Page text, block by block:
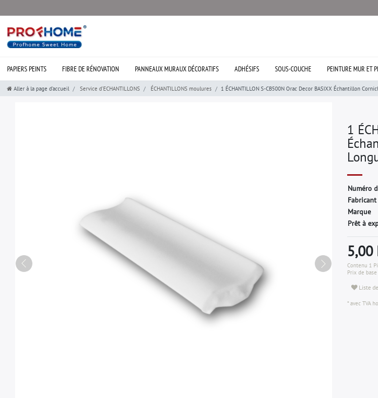
PAPIERS PEINTS FIBRE DE RÉNOVATION PANNEAUX MURAUX DÉCORATIFS ADHÉSIFS SOUS-COUCHE PEINTURE MUR ET
Aller à la page d’accueil Service d’ECHANTILLONS ÉCHANTILLONS moulures 1 ÉCHANTILLON S-CB500N Orac Decor BASIXX Échantillon
1
Numéro d
Fabricant
Marque
Prêt à
5,00
Contenu 1
Prix de base
Liste
* avec TVA